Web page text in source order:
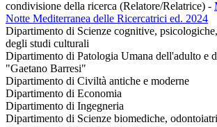
condivisione della ricerca (Relatore/Relatrice) -
Notte Mediterranea delle Ricercatrici ed. 2024
Dipartimento di Scienze cognitive,
degli studi culturali
Dipartimento di Patologia Umana dell'adulto e
"Gaetano Barresi"
Dipartimento di Civiltà antiche e moderne
Dipartimento di Economia
Dipartimento di Ingegneria
Dipartimento di Scienze biomediche,